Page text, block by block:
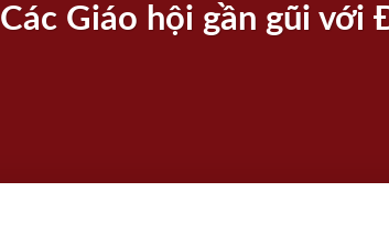
Các Giáo hội gần gũi với